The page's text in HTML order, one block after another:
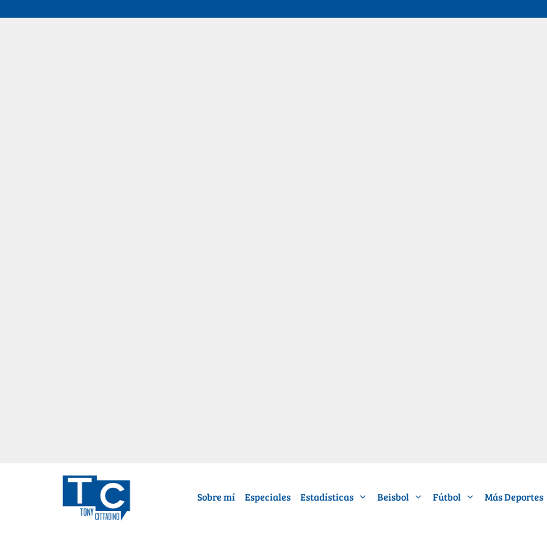
Sobre mí Especiales Estadísticas Beisbol Fútbol Más Deportes